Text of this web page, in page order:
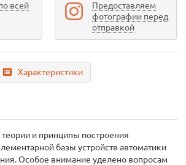
всей
Предоставляем
фотографии перед
отправкой
Характеристики
и принципы построения
базы устройств автоматики
Особое внимание уделено вопросам